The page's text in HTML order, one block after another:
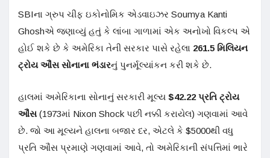
SBIના ગ્રુપ ચીફ ઇકોનોમિક એડવાઇઝર Soumya Kanti
Ghoshએ જણાવ્યું હતું કે લાંબા ગાળામાં એક અનોખો વિકલ્પ એ
હોઈ શકે છે કે અમેરિકા તેની સરકાર પાસે રહેલા 261.5 મિલિયન
ટ્રોય ઔંસ સોનાના ભંડારનું પુનર્મૂલ્યાંકન કરી શકે છે.
હાલમાં અમેરિકાના સોનાનું સરકારી મૂલ્ય $42.22 પ્રતિ ટ્રોય
ઔંસ(1973માં Nixon Shock પછી નક્કી કરાયેલ) ગણવામાં આવે
છે. જો આ મૂલ્યને હાલના બજાર દર, એટલે કે $5000થી વધુ
પ્રતિ ઔંસ પ્રમાણે ગણવામાં આવે, તો અમેરિકાની સંપત્તિમાં ભારે